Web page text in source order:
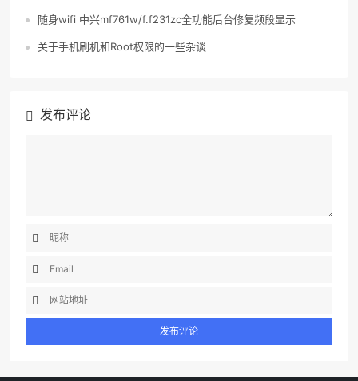
随身wifi 中兴mf761w/f.f231zc全功能后台修复频段显示
关于手机刷机和Root权限的一些杂谈
发布评论